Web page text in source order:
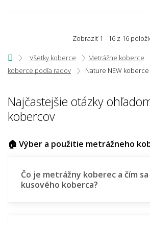
Zobraziť 1 - 16 z 16
Všetky koberce Metrážne koberce
koberce podľa radov
Nature NEW koberce
Najčastejšie otázky
kobercov
🏠 Výber a použitie metrážneho
Čo je metrážny koberec a čím
kusového koberca?